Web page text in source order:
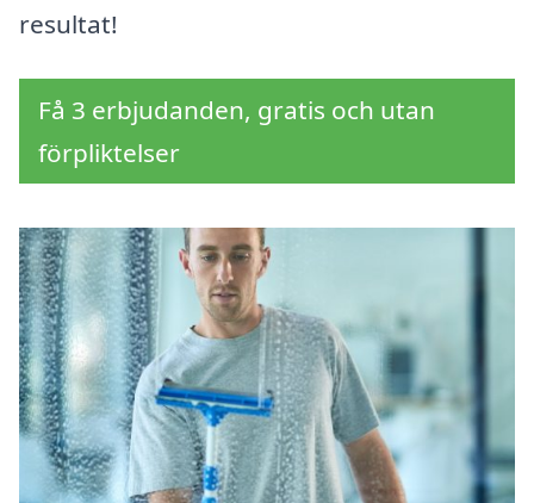
resultat!
Få 3 erbjudanden, gratis och utan
förpliktelser